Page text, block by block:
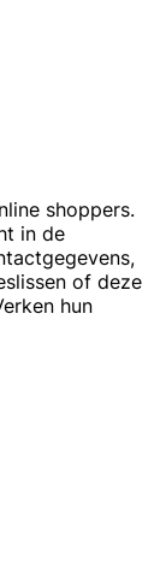
shoppers.
in de
of deze
hun